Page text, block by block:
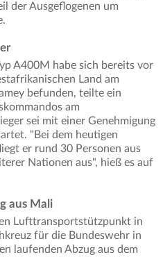
der Ausgeflogenen um
A400M habe sich bereits vor
Land am
befunden, teilte ein
am
sei mit einer Genehmigung
"Bei dem heutigen
er rund 30 Personen aus
Nationen aus", hieß es auf
aus Mali
Lufttransportstützpunkt in
für die Bundeswehr in
laufenden Abzug aus dem